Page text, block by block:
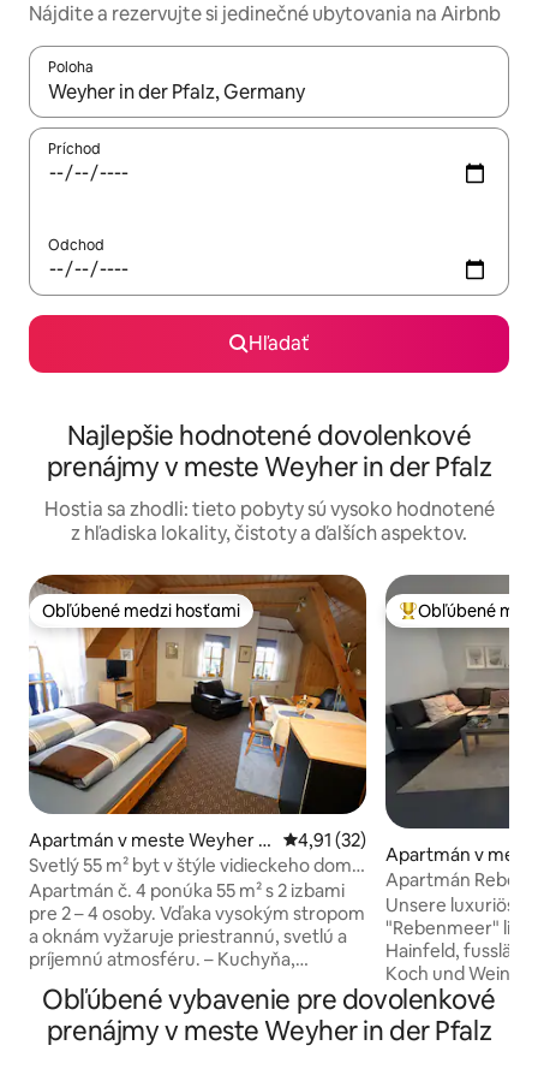
Nájdite a rezervujte si jedinečné ubytovania na Airbnb
Poloha
Keď budú výsledky k dispozícii, môžete si ich prechádzať
Príchod
Odchod
Hľadať
Najlepšie hodnotené dovolenkové
prenájmy v meste Weyher in der Pfalz
Hostia sa zhodli: tieto pobyty sú vysoko hodnotené
z hľadiska lokality, čistoty a ďalších aspektov.
Obľúbené medzi hosťami
Obľúbené medzi hosťami
Apartmán v meste Weyher in
der Pfalz
Priemerné ohodnotenie 4,91
4,91 (32)
Svetlý 55 m² byt v štýle vidieckeho domu
s novou kúpeľňou
Apartmán č. 4 ponúka 55 m² s 2 izbami
pre 2 – 4 osoby. Vďaka vysokým stropom
a oknám vyžaruje priestrannú, svetlú a
príjemnú atmosféru. – Kuchyňa,
kúpeľňa s denným svetlom a
sprchovacím kútom – TV, pohovky,
jedálenský stôl – Bezplatné Wi-Fi
Najobľúbenejšie
Obľúbené
Apartmán v
Apartmán
viniciach!
Unsere luxuriöse
"Rebenmeer"
Hainfeld,
Koch und
hinterm Haus beginnen die Weinberge.
Ein idealer
Wanderungen
Obľúbené vybavenie pre dovolenkové
prenájmy v meste Weyher in der Pfalz